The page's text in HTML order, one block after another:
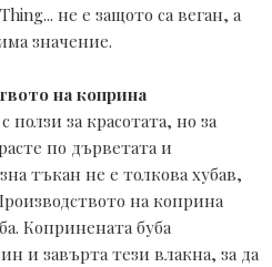
не е защото са веган, а
значение.
на коприна
за красотата, но за
по дърветата и
тъкан не е толкова хубав,
на коприна
Копринената буба
и завърта тези влакна, за да